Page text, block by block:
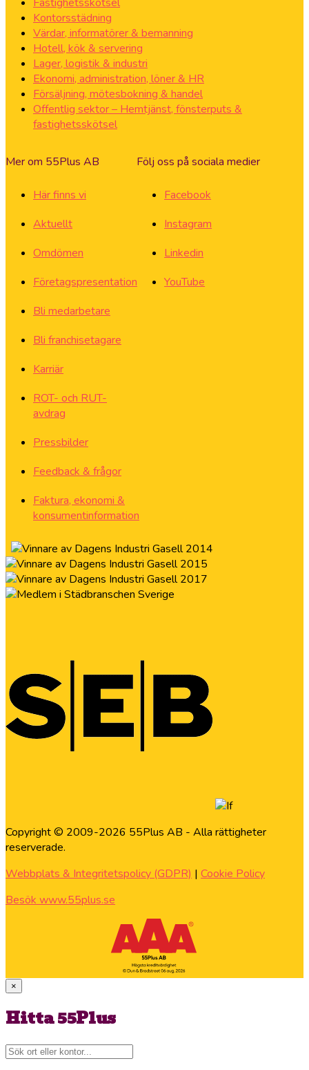
Kontorsstädning
Värdar, informatörer & bemanning
Hotell, kök & servering
Lager, logistik & industri
Ekonomi, administration, löner & HR
Försäljning, mötesbokning & handel
Offentlig sektor – Hemtjänst, fönsterputs &
fastighetsskötsel
Mer om 55Plus AB
Här finns vi
Aktuellt
Omdömen
Företagspresentation
Bli medarbetare
Bli franchisetagare
Karriär
ROT- och RUT-
avdrag
Pressbilder
Feedback & frågor
Faktura, ekonomi &
konsumentinformation
Följ oss på sociala medier
Facebook
Instagram
Linkedin
YouTube
Copyright © 2009-2026 55Plus AB - Alla rättigheter
reserverade.
Webbplats & Integritetspolicy (GDPR) | Cookie Policy
Besök www.55plus.se
×
Hitta 55Plus